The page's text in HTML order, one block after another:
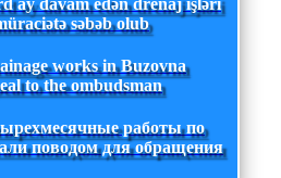
səbəb olub
works in Buzovna
to the ombudsman
работы по
поводом для обращения